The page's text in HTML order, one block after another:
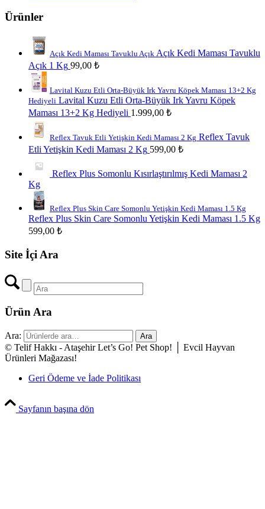
Ürünler
Açık Kedi Maması Tavuklu Açık Açık Kedi Maması Tavuklu
Açık 1 Kg 99,00 ₺
Lavital Kuzu Etli Orta-Büyük Irk Yavru Köpek Maması 13+2 Kg
Hediyeli Lavital Kuzu Etli Orta-Büyük Irk Yavru Köpek
Maması 13+2 Kg Hediyeli 1.999,00 ₺
Reflex Tavuk Etli Yetişkin Kedi Maması 2 Kg Reflex Tavuk
Etli Yetişkin Kedi Maması 2 Kg 599,00 ₺
Reflex Plus Somonlu Kısırlaştırılmış Kedi Maması 2
Kg
Reflex Plus Skin Care Somonlu Yetişkin Kedi Maması 1.5 Kg
Reflex Plus Skin Care Somonlu Yetişkin Kedi Maması 1.5 Kg
599,00 ₺
Site İçi Ara
Ürün Ara
Ara: Ara
© Telif Hakkı - Ataşehir Let’s Go! Pet Shop! │ Evcil Hayvan
Ürünleri Mağazası!
Geri Ödeme ve İade Politikası
Sayfanın başına dön